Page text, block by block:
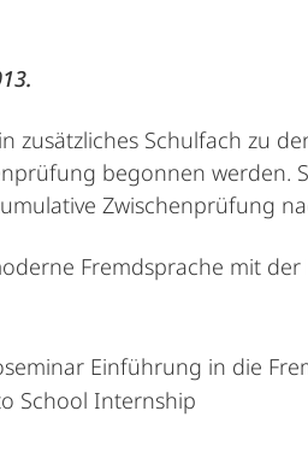
zusätzliches Schulfach zu
begonnen werden.
Zwischenprüfung
Fremdsprache mit
Einführung in die
School Internship